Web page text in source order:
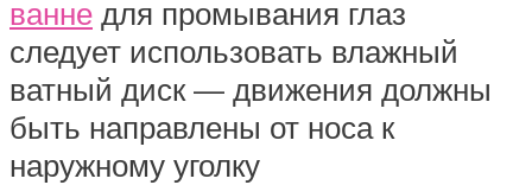
ванне для промывания глаз
следует использовать влажный
ватный диск — движения должны
быть направлены от носа к
наружному уголку